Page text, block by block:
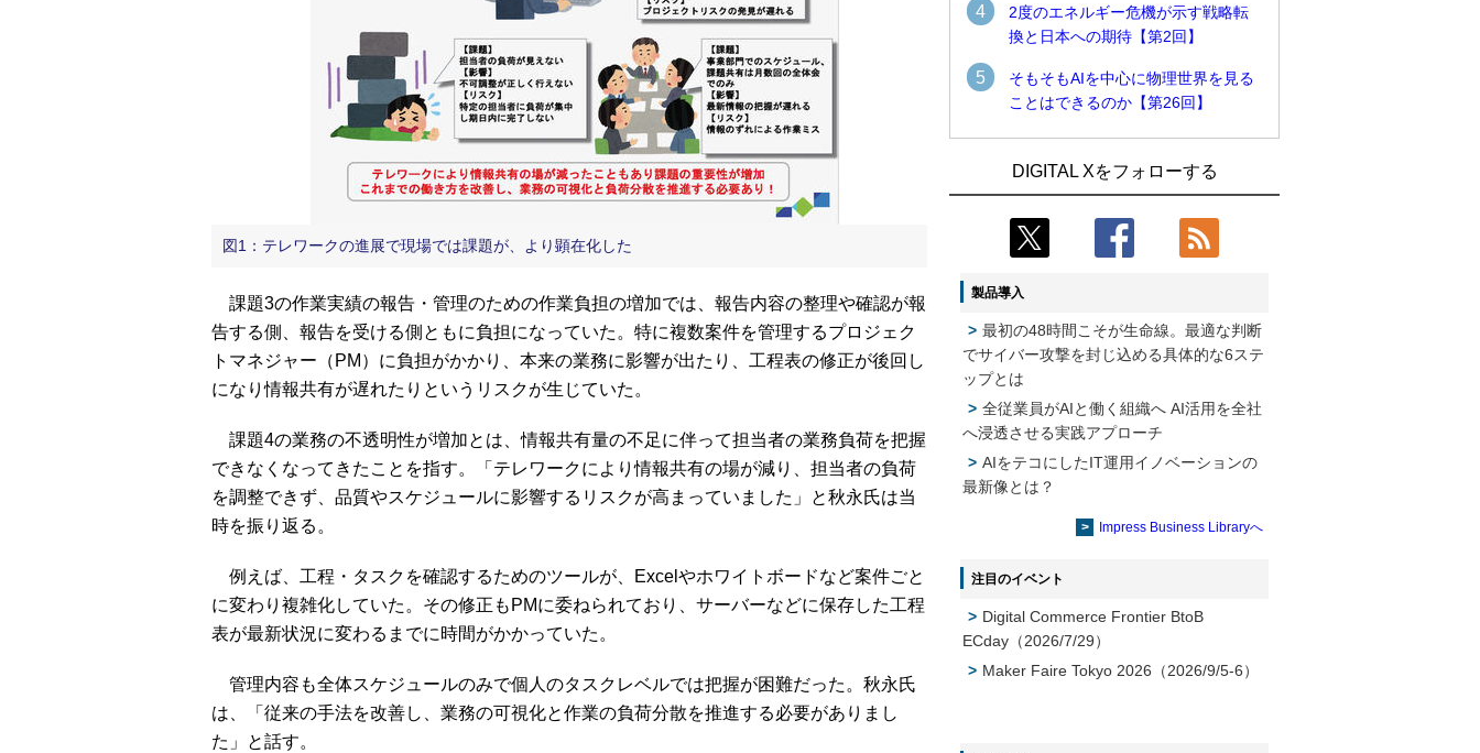
図1：テレワークの進展で現場では課題が、より顕在化した
課題3の作業実績の報告・管理のための作業負担の増加では、報告内容の整理や確認が報
告する側、報告を受ける側ともに負担になっていた。特に複数案件を管理するプロジェク
トマネジャー（PM）に負担がかかり、本来の業務に影響が出たり、工程表の修正が後回し
になり情報共有が遅れたりというリスクが生じていた。
課題4の業務の不透明性が増加とは、情報共有量の不足に伴って担当者の業務負荷を把握
できなくなってきたことを指す。「テレワークにより情報共有の場が減り、担当者の負荷
を調整できず、品質やスケジュールに影響するリスクが高まっていました」と秋永氏は当
時を振り返る。
例えば、工程・タスクを確認するためのツールが、Excelやホワイトボードなど案件ごと
に変わり複雑化していた。その修正もPMに委ねられており、サーバーなどに保存した工程
表が最新状況に変わるまでに時間がかかっていた。
管理内容も全体スケジュールのみで個人のタスクレベルでは把握が困難だった。秋永氏
は、「従来の手法を改善し、業務の可視化と作業の負荷分散を推進する必要がありまし
た」と話す。
4
2度のエネルギー危機が示す戦略転
換と日本への期待【第2回】
5
そもそもAIを中心に物理世界を見る
ことはできるのか【第26回】
するためのナレッジ管理基盤、LIGHTzが
提供
コスモ石油、製油所の設備点検への四足
3
けたAIシステムを本格稼働
4
CRAの要求を満たすSBOMは「ソフトウ
ェアBOM」ではなく「セキュアBOM」
【第3回】
そもそもAIを中心に物理世界を見ること
はできるのか【第26回】
仮想化技術を使う統合基盤を本格稼働
鹿島建設、鋼管柱へのコンクリート充填
時の異常を検出するAIを遠隔監視システ
3
めているのか【第25回】
4
製造業の現場の暗黙知を組織横断で活用
するためのナレッジ管理基盤、LIGHTzが
提供
三井ダイレクト損保、コンタクトセンタ
ーの入電増加に備え案内用AIエージェン
DIGITAL Xをフォローする
製品導入
最初の48時間こそが生命線。最適な判断
でサイバー攻撃を封じ込める具体的な6ステ
ップとは
全従業員がAIと働く組織へ AI活用を全社
へ浸透させる実践アプローチ
AIをテコにしたIT運用イノベーションの
最新像とは？
Impress Business Libraryへ
注目のイベント
Digital Commerce Frontier BtoB
ECday（2026/7/29）
Maker Faire Tokyo 2026（2026/9/5-6）